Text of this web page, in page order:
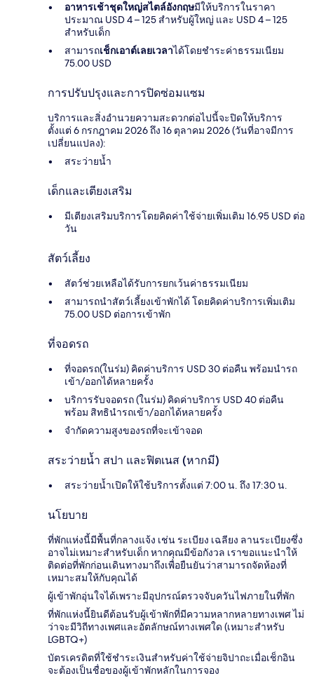
อาหารเช้าชุดใหญ่สไตล์อังกฤษมีให้บริการในราคา
ประมาณ USD 4 – 125 สำหรับผู้ใหญ่ และ USD 4 – 125
สำหรับเด็ก
สามารถเช็กเอาต์เลยเวลาได้โดยชำระค่าธรรมเนียม
75.00 USD
การปรับปรุงและการปิดซ่อมแซม
บริการและสิ่งอำนวยความสะดวกต่อไปนี้จะปิดให้บริการ
ตั้งแต่ 6 กรกฎาคม 2026 ถึง 16 ตุลาคม 2026 (วันที่อาจมีการ
เปลี่ยนแปลง):
สระว่ายน้ำ
เด็กและเตียงเสริม
มีเตียงเสริมบริการโดยคิดค่าใช้จ่ายเพิ่มเติม 16.95 USD ต่อ
วัน
สัตว์เลี้ยง
สัตว์ช่วยเหลือได้รับการยกเว้นค่าธรรมเนียม
สามารถนำสัตว์เลี้ยงเข้าพักได้ โดยคิดค่าบริการเพิ่มเติม
75.00 USD ต่อการเข้าพัก
ที่จอดรถ
ที่จอดรถ(ในร่ม) คิดค่าบริการ USD 30 ต่อคืน พร้อมนำรถ
เข้า/ออกได้หลายครั้ง
บริการรับจอดรถ (ในร่ม) คิดค่าบริการ USD 40 ต่อคืน
พร้อม สิทธินำรถเข้า/ออกได้หลายครั้ง
จำกัดความสูงของรถที่จะเข้าจอด
สระว่ายน้ำ สปา และฟิตเนส (หากมี)
สระว่ายน้ำเปิดให้ใช้บริการตั้งแต่ 7:00 น. ถึง 17:30 น.
นโยบาย
ที่พักแห่งนี้มีพื้นที่กลางแจ้ง เช่น ระเบียง เฉลียง ลานระเบียงซึ่ง
อาจไม่เหมาะสำหรับเด็ก หากคุณมีข้อกังวล เราขอแนะนำให้
ติดต่อที่พักก่อนเดินทางมาถึงเพื่อยืนยันว่าสามารถจัดห้องที่
เหมาะสมให้กับคุณได้
ผู้เข้าพักอุ่นใจได้เพราะมีอุปกรณ์ตรวจจับควันไฟภายในที่พัก
ที่พักแห่งนี้ยินดีต้อนรับผู้เข้าพักที่มีความหลากหลายทางเพศ ไม่
ว่าจะมีวิถีทางเพศและอัตลักษณ์ทางเพศใด (เหมาะสำหรับ
LGBTQ+)
บัตรเครดิตที่ใช้ชำระเงินสำหรับค่าใช้จ่ายจิปาถะเมื่อเช็กอิน
จะต้องเป็นชื่อของผู้เข้าพักหลักในการจอง